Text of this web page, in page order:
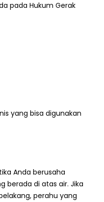
pada Hukum Gerak
yang bisa digunakan
Anda berusaha
berada di atas air. Jika
perahu yang